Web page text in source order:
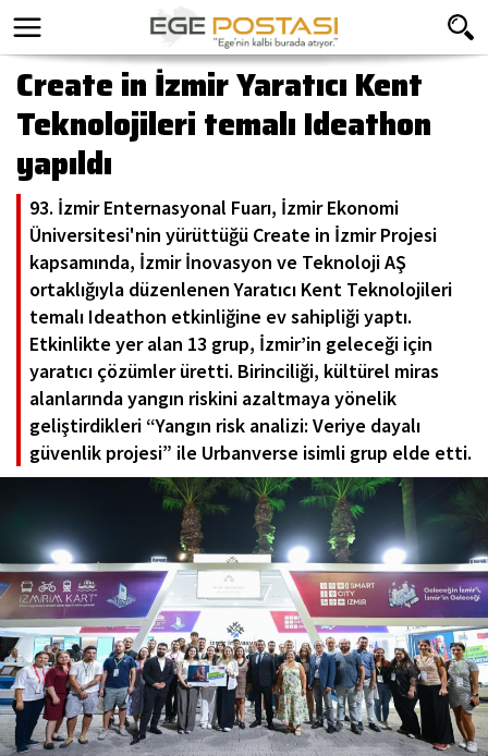
Create in İzmir Yaratıcı Kent
Teknolojileri temalı Ideathon
yapıldı
93. İzmir Enternasyonal Fuarı, İzmir Ekonomi
Üniversitesi'nin yürüttüğü Create in İzmir Projesi
kapsamında, İzmir İnovasyon ve Teknoloji AŞ
ortaklığıyla düzenlenen Yaratıcı Kent Teknolojileri
temalı Ideathon etkinliğine ev sahipliği yaptı.
Etkinlikte yer alan 13 grup, İzmir’in geleceği için
yaratıcı çözümler üretti. Birinciliği, kültürel miras
alanlarında yangın riskini azaltmaya yönelik
geliştirdikleri “Yangın risk analizi: Veriye dayalı
güvenlik projesi” ile Urbanverse isimli grup elde etti.